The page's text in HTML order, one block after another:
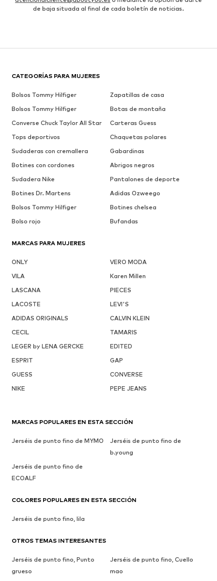
de baja situada al final de cada boletín de noticias.
CATEGORÍAS PARA MUJERES
Bolsos Tommy Hilfiger
Zapatillas de casa
Bolsos Tommy Hilfiger
Botas de montaña
Converse Chuck Taylor All Star
Carteras Guess
Tops deportivos
Chaquetas polares
Sudaderas con cremallera
Gabardinas
Botines con cordones
Abrigos negros
Sudadera Nike
Pantalones de deporte
Botines Dr. Martens
Adidas Ozweego
Bolsos Tommy Hilfiger
Botines chelsea
Bolso rojo
Bufandas
MARCAS PARA MUJERES
ONLY
VERO MODA
VILA
Karen Millen
LASCANA
PIECES
LACOSTE
LEVI'S
ADIDAS ORIGINALS
CALVIN KLEIN
CECIL
TAMARIS
LEGER by LENA GERCKE
EDITED
ESPRIT
GAP
GUESS
CONVERSE
NIKE
PEPE JEANS
MARCAS POPULARES EN ESTA SECCIÓN
Jerséis de punto fino de MYMO
Jerséis de punto fino de
b.young
Jerséis de punto fino de
ECOALF
COLORES POPULARES EN ESTA SECCIÓN
Jerséis de punto fino, lila
OTROS TEMAS INTERESANTES
Jerséis de punto fino, Punto
grueso
Jerséis de punto fino, Cuello
mao